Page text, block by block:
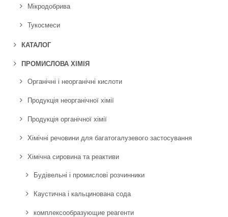
Мікродобрива
Тукосмеси
КАТАЛОГ
ПРОМИСЛОВА ХІМІЯ
Органічні і неорганічні кислоти
Продукція неорганічної хімії
Продукція органічної хімії
Хімічні речовини для багатогалузевого застосування
Хімічна сировина та реактиви
Будівельні і промислові розчинники
Каустична і кальцинована сода
комплексообразующие реагенти